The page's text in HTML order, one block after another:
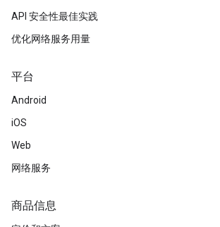
API 安全性最佳实践
优化网络服务用量
平台
Android
iOS
Web
网络服务
商品信息